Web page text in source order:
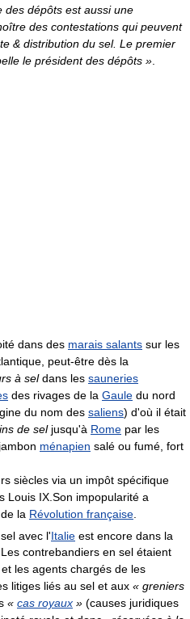
des dépôts est aussi une
des contestations qui peuvent
& distribution du sel. Le premier
le président des dépôts »
dans des marais salants sur les
peut-être dès la
à seldans les sauneries
des rivages de la Gaule du nord
du nom des saliens) d'où il était
de seljusqu'à Rome par les
ménapien salé ou fumé, fort
siècles via un impôt spécifique
Louis IX. Son impopularité a
la Révolution française
avec l'Italie est encore dans la
contrebandiers en sel étaient
les agents chargés de les
litiges liés au sel et aux « greniers
« cas royaux » (causes juridiques